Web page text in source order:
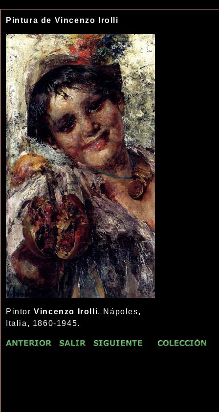
Pintura de Vincenzo Irolli
PintorVincenzo Irolli, Nápoles,
Italia, 1860-1945.